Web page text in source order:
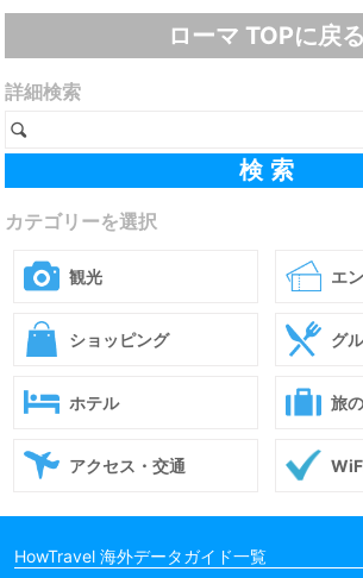
ローマ TOPに戻る
詳細検索
カテゴリーを選択
観光 エ
ショッピング グ
ホテル 旅
アクセス・交通
HowTravel 海外データガイド一覧